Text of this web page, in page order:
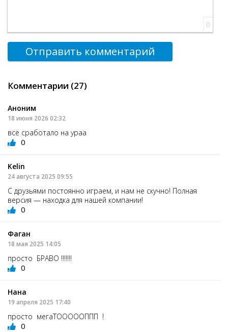
0
Отправить комментарий
Комментарии (27)
Аноним
18 июня 2026 02:32
всё сработало на ураа
0
Kelin
24 августа 2025 09:55
С друзьями постоянно играем, и нам не скучно! Полная
версия — находка для нашей компании!
0
Фаган
18 мая 2025 14:05
просто БРАВО !!!!!!!
0
Нана
19 апреля 2025 17:40
просто мегаТОООООППП !
0